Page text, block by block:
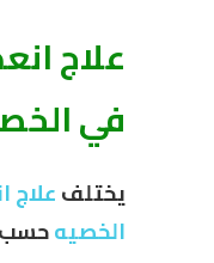
علاج
في
يختلفعلاج
الخصيهحسب